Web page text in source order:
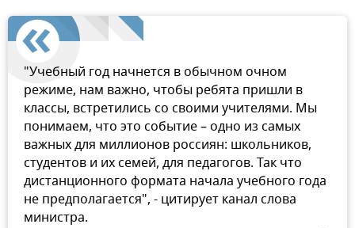
"Учебный год начнется в обычном очном
режиме, нам важно, чтобы ребята пришли в
классы, встретились со своими учителями. Мы
понимаем, что это событие – одно из самых
важных для миллионов россиян: школьников,
студентов и их семей, для педагогов. Так что
дистанционного формата начала учебного года
не предполагается", - цитирует канал слова
министра.